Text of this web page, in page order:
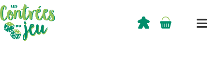
Passer
au
contenu
Panier
0,00